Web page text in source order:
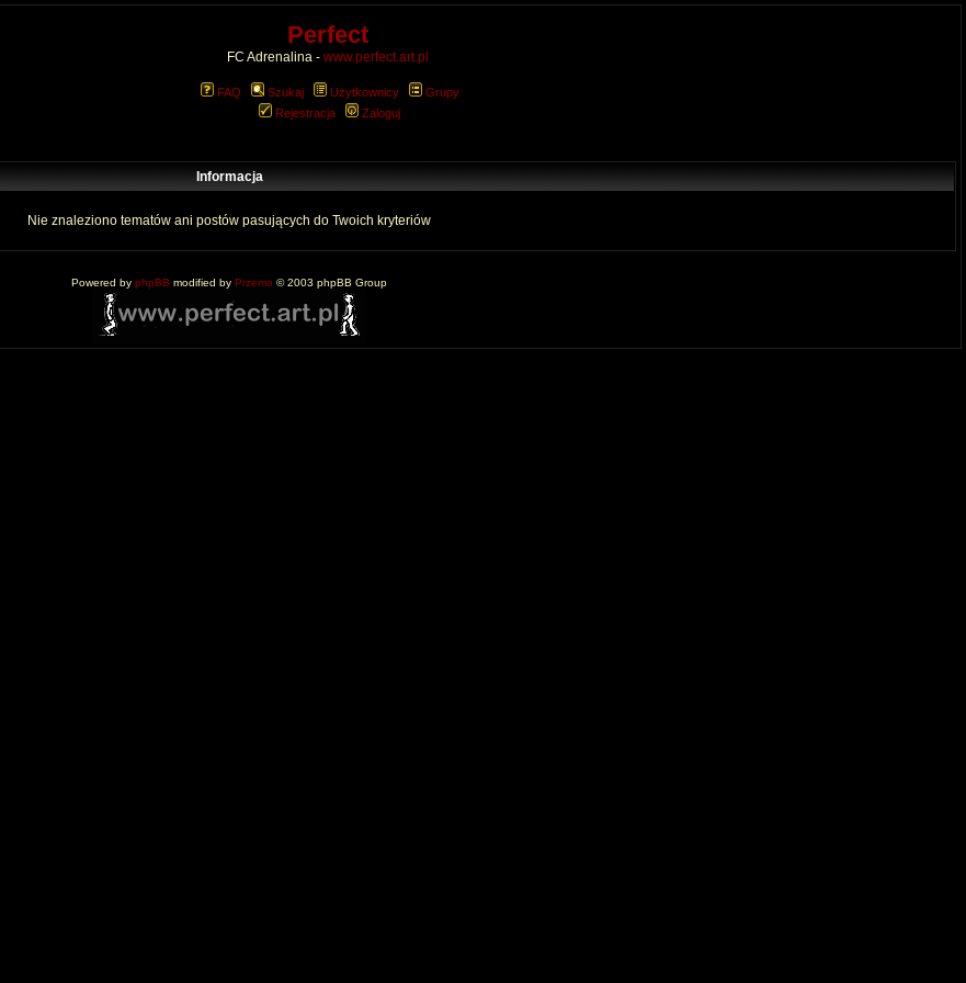
Perfect
FC Adrenalina - www.perfect.art.pl
FAQ Szukaj Użytkownicy
Grupy
Rejestracja
Zaloguj
Informacja
Nie znaleziono tematów ani postów pasujących do Twoich kryteriów
Powered by phpBB modified by Przemo © 2003 phpBB Group